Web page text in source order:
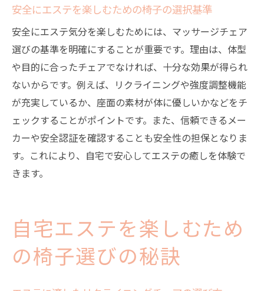
安全にエステを楽しむための椅子の選択基準
安全にエステ気分を楽しむためには、マッサージチェア
選びの基準を明確にすることが重要です。理由は、体型
や目的に合ったチェアでなければ、十分な効果が得られ
ないからです。例えば、リクライニングや強度調整機能
が充実しているか、座面の素材が体に優しいかなどをチ
ェックすることがポイントです。また、信頼できるメー
カーや安全認証を確認することも安全性の担保となりま
す。これにより、自宅で安心してエステの癒しを体験で
きます。
自宅エステを楽しむため
の椅子選びの秘訣